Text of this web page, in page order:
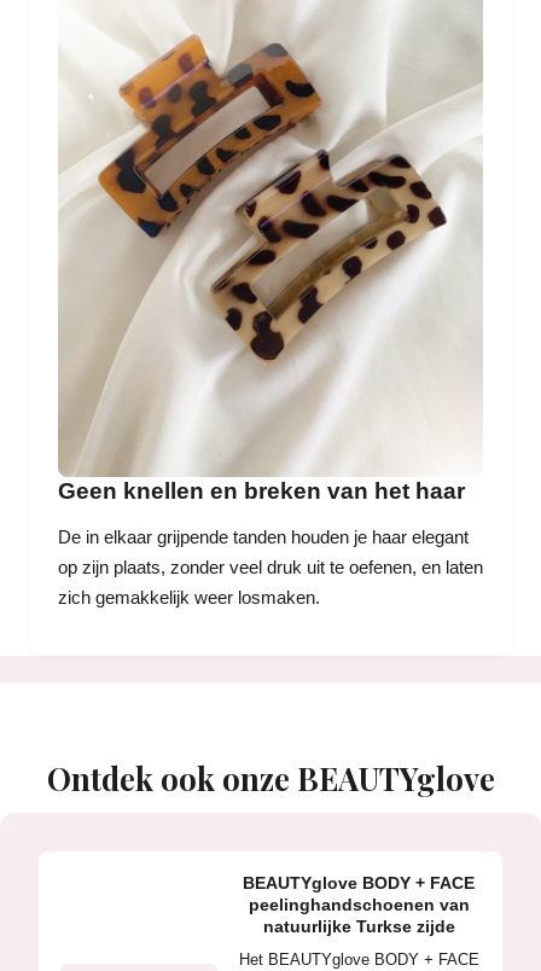
Geen knellen en breken van het haar
De in elkaar grijpende tanden houden je haar elegant
op zijn plaats, zonder veel druk uit te oefenen, en laten
zich gemakkelijk weer losmaken.
Ontdek ook onze BEAUTYglove
BEAUTYglove BODY + FACE
peelinghandschoenen van
natuurlijke Turkse zijde
Het BEAUTYglove BODY + FACE